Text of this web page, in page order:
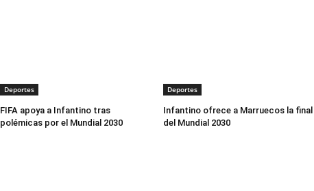
Deportes
FIFA apoya a Infantino tras
polémicas por el Mundial 2030
Deportes
Infantino ofrece a Marruecos la final
del Mundial 2030